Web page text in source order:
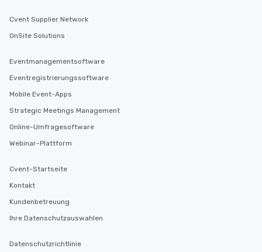
Cvent Supplier Network
OnSite Solutions
Eventmanagementsoftware
Eventregistrierungssoftware
Mobile Event-Apps
Strategic Meetings Management
Online-Umfragesoftware
Webinar-Plattform
Cvent-Startseite
Kontakt
Kundenbetreuung
Ihre Datenschutzauswahlen
Datenschutzrichtlinie